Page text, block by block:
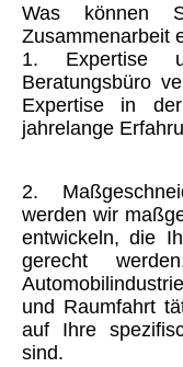
Was können
Zusammenarbeit
1. Expertise
Beratungsbüro
Expertise in
jahrelange
2.
werden wir
entwickeln, die
gerecht
und Raumfahrt
auf Ihre
sind.